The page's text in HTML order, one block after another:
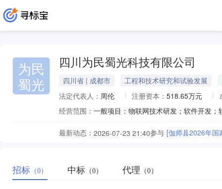
为民
蜀光
四川为民蜀光科技有限公司
四川省 | 成都市 工程和技术研究和试验发展
法定代表人： 周伦 注册资本： 518.65万元
经营范围：
最新动态： 2026-07-23 21:40参与 [伽师县2026年国
招标 （0） 中标 （0） 代理 （0）